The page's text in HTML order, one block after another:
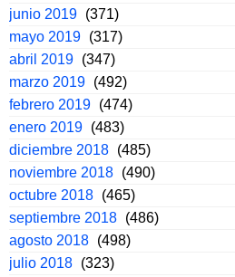
junio 2019 (371)
mayo 2019 (317)
abril 2019 (347)
marzo 2019 (492)
febrero 2019 (474)
enero 2019 (483)
diciembre 2018 (485)
noviembre 2018 (490)
octubre 2018 (465)
septiembre 2018 (486)
agosto 2018 (498)
julio 2018 (323)